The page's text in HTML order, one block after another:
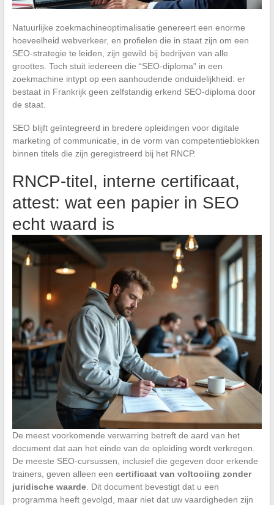
Natuurlijke zoekmachineoptimalisatie genereert een enorme
hoeveelheid webverkeer, en profielen die in staat zijn om een
SEO-strategie te leiden, zijn gewild bij bedrijven van alle
groottes. Toch stuit iedereen die “SEO-diploma” in een
zoekmachine intypt op een aanhoudende onduidelijkheid: er
bestaat in Frankrijk geen zelfstandig erkend SEO-diploma door
de staat.
SEO blijft geïntegreerd in bredere opleidingen voor digitale
marketing of communicatie, in de vorm van competentieblokken
binnen titels die zijn geregistreerd bij het RNCP.
RNCP-titel, interne certificaat,
attest: wat een papier in SEO
echt waard is
De meest voorkomende verwarring betreft de aard van het
document dat aan het einde van de opleiding wordt verkregen.
De meeste SEO-cursussen, inclusief die gegeven door erkende
trainers, geven alleen een certificaat van voltooiing zonder
juridische waarde. Dit document bevestigt dat u een
programma heeft gevolgd, maar niet dat uw vaardigheden zijn